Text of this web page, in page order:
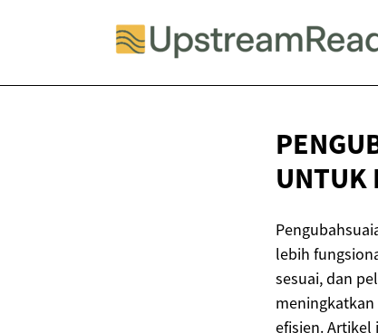
UNTUK
lebih
sesuai, dan
efisien. Artikel